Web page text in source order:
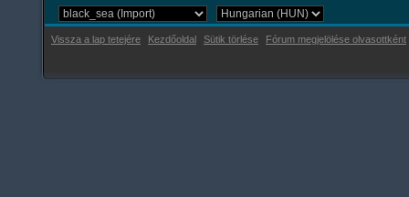
Vissza a lap tetejére Kezdőoldal Sütik törlése Fórum megjelölése olvasottként